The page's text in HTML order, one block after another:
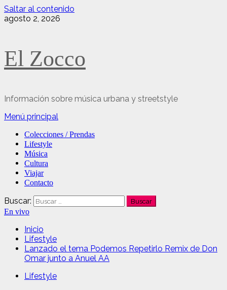
Saltar al contenido
agosto 2, 2026
El Zocco
Información sobre música urbana y streetstyle
Menú principal
Colecciones / Prendas
Lifestyle
Música
Cultura
Viajar
Contacto
Buscar:
En vivo
Inicio
Lifestyle
Lanzado el tema Podemos Repetirlo Remix de Don
Omar junto a Anuel AA
Lifestyle